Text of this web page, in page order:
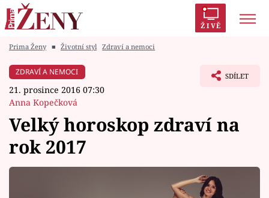
ŽIVĚ
Módní alarm
Zrádci
Témata
Prima Ženy ■ Životní styl Zdraví a nemoci
ZDRAVÍ A NEMOCI
21. prosince 2016 07:30
Anna Kopečková
SDÍLET
Velký horoskop zdraví na
rok 2017